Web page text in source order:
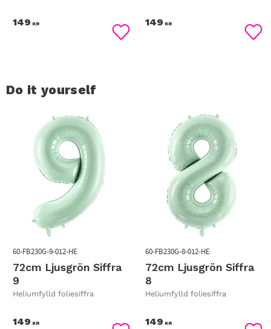
149 KR
Lägg till i favoriter
149 KR
Do it yourself
72cm Ljusgrön Siffra
9
Heliumfylld foliesiffra
60-FB230G-9-012-HE
149 KR
72cm Ljusgrön Siffra
8
Heliumfylld foliesiffra
60-FB230G-8-012-HE
149 KR